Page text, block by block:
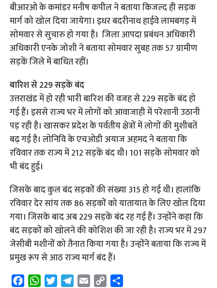
बीआरओ के कमांडर मनीष कपील ने बताया किजल्द ही सड़क
मार्ग को खोल दिया जायेगा। इधर बदरीनाथ हाईवे लामबगड़ में
सोमवार से सुचारु हो गया है। जिला आपदा प्रबंधन अधिकारी
अधिकारी एनके जोशी ने बताया सोमवार सुबह तक 57 ग्रामीण
सड़कें जिले में बाधित रहीं।
बारिश से 229 सड़कें बंद
उत्तराखंड में हो रही भारी बारिश की वजह से 229 सड़कें बंद हो
गई हैं। इससे राज्य भर में लोगों को आवाजाही में परेशानी उठानी
पड़ रही है। खासकर प्रदेश के पर्वतीय क्षेत्रों में लोगों की मुशीबतें
बढ़ गई है। लोनिवि के एचओडी अयाज अहमद ने बताया कि
रविवार तक राज्य में 212 सड़कें बंद थी। 101 सड़कें सोमवार को
भी बंद हुई।
जिसके बाद कुल बंद सड़कों की संख्या 315 हो गई थी। हालांकि
रविवार देर सांय तक 86 सड़कों को यातायात के लिए खोल दिया
गया। जिसके बाद अब 229 सड़कें बंद रह गई हैं। उन्होंने कहा कि
बंद सड़कों को खोलने की कोशिश की जा रही है। राज्य भर में 297
जेसीबी मशीनों को तैनात किया गया है। उन्होंने बताया कि राज्य में
प्रमुख रूप से आठ राज्य मार्ग बंद हैं।
W